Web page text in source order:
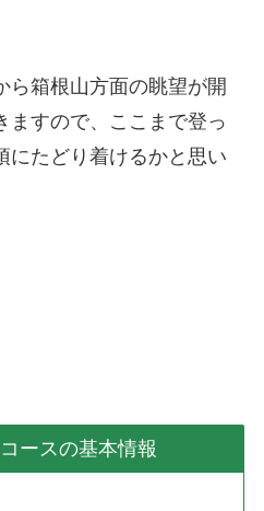
ら箱根山方面の眺望が開
ますので、ここまで登っ
にたどり着けるかと思い
ースの基本情報